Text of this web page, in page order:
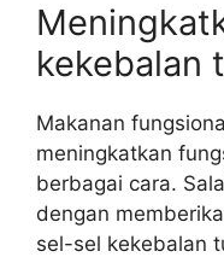
kekebalan
Makanan
meningkatkan
berbagai cara.
dengan
sel-sel kekebalan